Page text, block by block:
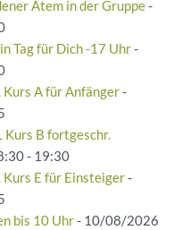
Atem in der Gruppe-
Tag für Dich -17 Uhr-
Kurs A für Anfänger-
Kurs B fortgeschr.
- 19:30
Kurs E für Einsteiger-
bis 10 Uhr- 10/08/2026